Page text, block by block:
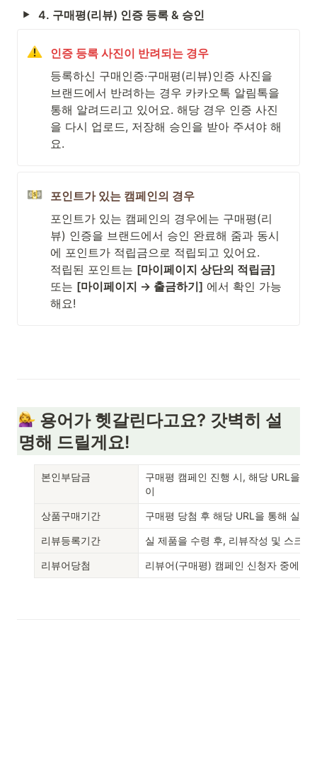
4. 구매평(리뷰) 인증 등록 & 승인
인증 등록 사진이 반려되는 경우
등록하신 구매인증·구매평(리뷰)인증 사진을
브랜드에서 반려하는 경우 카카오톡 알림톡을
통해 알려드리고 있어요. 해당 경우 인증 사진
을 다시 업로드, 저장해 승인을 받아 주셔야 해
요.
포인트가 있는 캠페인의 경우
포인트가 있는 캠페인의 경우에는 구매평(리
뷰) 인증을 브랜드에서 승인 완료해 줌과 동시
에 포인트가 적립금으로 적립되고 있어요.
적립된 포인트는 [마이페이지 상단의 적립금]
또는 [마이페이지 → 출금하기] 에서 확인 가능
해요!
용어가 헷갈린다고요? 갓벽히 설
명해 드릴게요!
본인부담금
구매평 캠페인 진행 시, 해당 URL을
이
상품구매기간 구매평 당첨 후 해당 URL을 통해 실제
리뷰등록기간 실 제품을 수령 후, 리뷰작성 및 스크
리뷰어당첨 리뷰어(구매평) 캠페인 신청자 중에 선